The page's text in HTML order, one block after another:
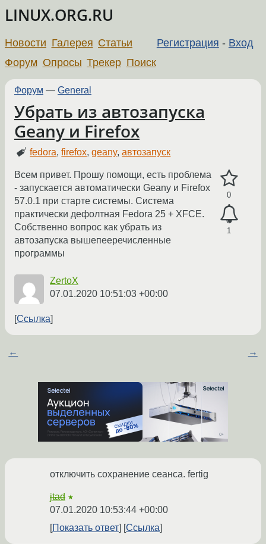
LINUX.ORG.RU
Регистрация - Вход
Новости Галерея Статьи
Форум Опросы Трекер Поиск
Форум — General
Убрать из автозапуска
Geany и Firefox
fedora,firefox,geany,автозапуск
0
1
Всем привет. Прошу помощи, есть проблема
- запускается автоматически Geany и Firefox
57.0.1 при старте системы. Система
практически дефолтная Fedora 25 + XFCE.
Собственно вопрос как убрать из
автозапуска вышепееречисленные
программы
ZertoX
07.01.2020 10:51:03 +00:00
Ссылка
← →
отключить сохранение сеанса. fertig
jtad ★
07.01.2020 10:53:44 +00:00
Показать ответ
Ссылка